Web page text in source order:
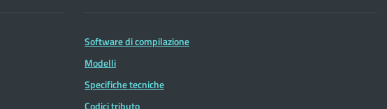
Software di compilazione
Modelli
Specifiche tecniche
Codici tributo